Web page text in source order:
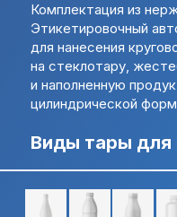
Российский
Комплектация из
Этикетировочный
для нанесения
на стеклотару,
и наполненную
цилиндрической
Виды тары для